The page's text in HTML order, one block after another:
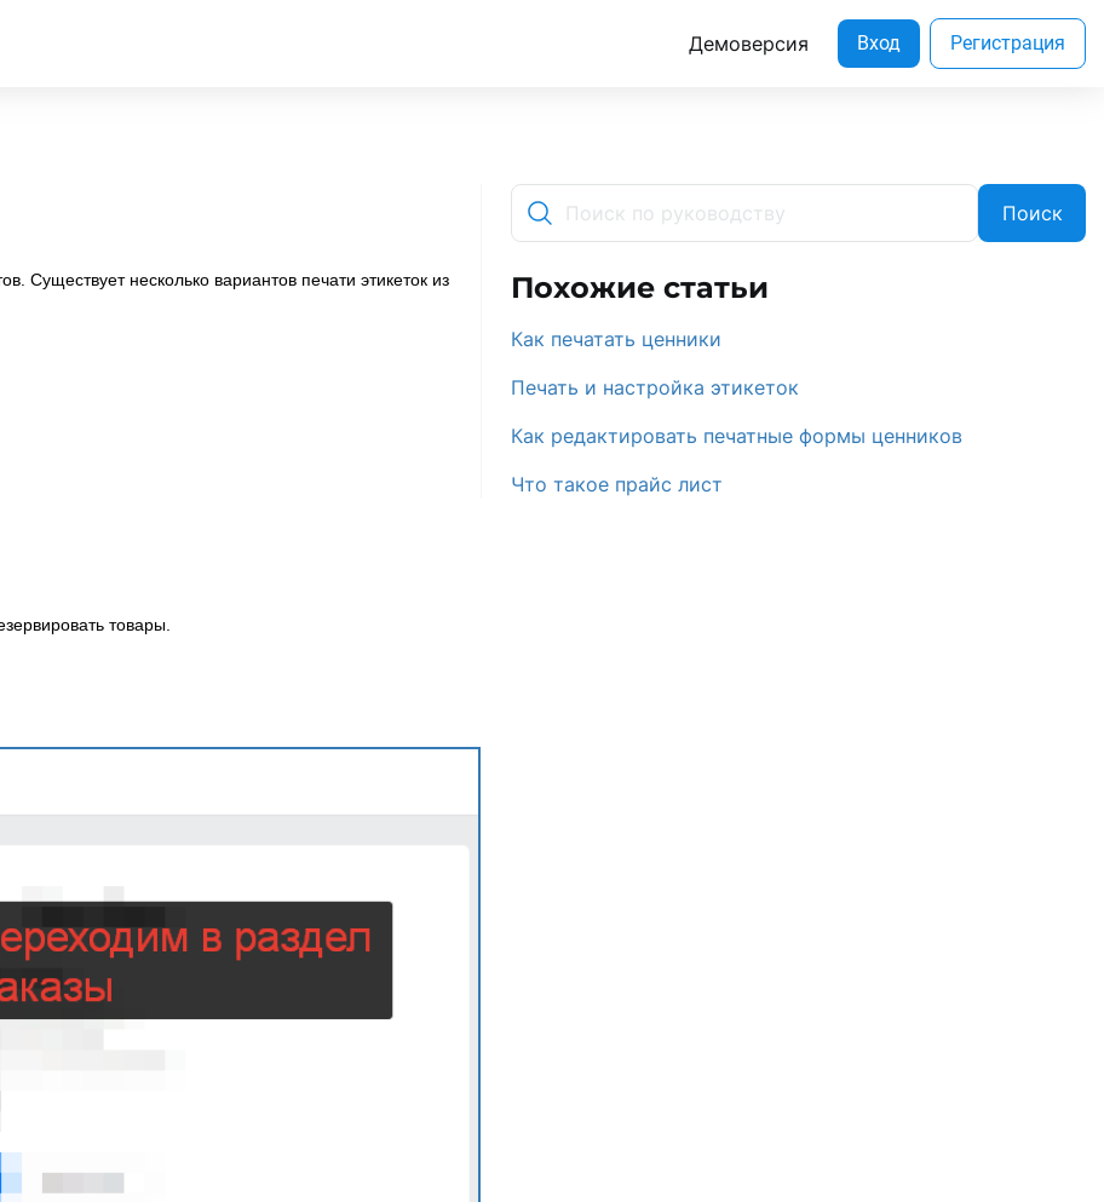
Демоверсия Вход Регистрация
Существует несколько вариантов печати этикеток из
товары.
Поиск
Похожие статьи
Как печатать ценники
Печать и настройка этикеток
Как редактировать печатные формы ценников
Что такое прайс лист